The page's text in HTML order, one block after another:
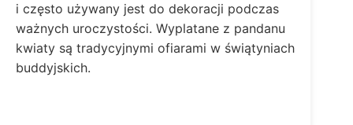
i często używany jest do dekoracji podczas
ważnych uroczystości. Wyplatane z pandanu
kwiaty są tradycyjnymi ofiarami w świątyniach
buddyjskich.